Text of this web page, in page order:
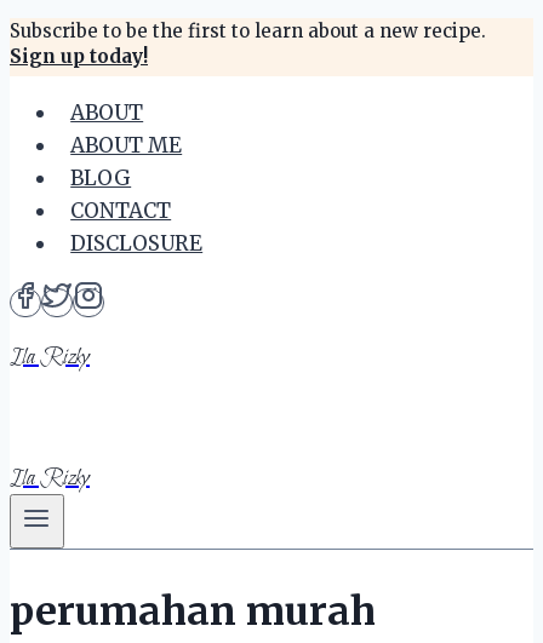
Skip
to
content
Subscribe to be the first to learn about a new recipe.
Sign up today!
ABOUT
ABOUT ME
BLOG
CONTACT
DISCLOSURE
Ila Rizky
Ila Rizky
perumahan murah